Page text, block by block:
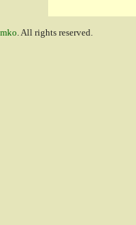
. All rights reserved.